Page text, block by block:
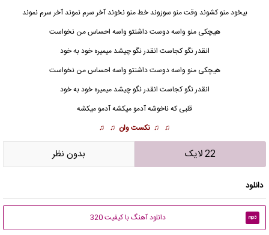
بیخود منو کشوند وقت منو سوزوند خط منو نخوند آخر سرم نموند آخر سرم نموند
هیچکی منو واسه دوست داشنتو واسه احساس من نخواست
انقدر نگو کجاست انقدر نگو چیشد میمیره خود به خود
هیچکی منو واسه دوست داشنتو واسه احساس من نخواست
انقدر نگو کجاست انقدر نگو چیشد میمیره خود به خود
قلبی که ناخوشه آدمو میکشه آدمو میکشه
♫ ♫ نکست وان ♫ ♫
22 لایک بدون نظر
دانلود
mp3 دانلود آهنگ با کیفیت 320